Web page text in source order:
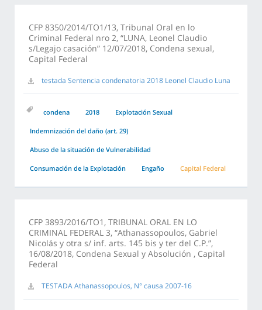
CFP 8350/2014/TO1/13, Tribunal Oral en lo
Criminal Federal nro 2, “LUNA, Leonel Claudio
s/Legajo casación” 12/07/2018, Condena sexual,
Capital Federal
testada Sentencia condenatoria 2018 Leonel Claudio Luna
condena 2018 Explotación Sexual
Indemnización del daño (art. 29)
Abuso de la situación de Vulnerabilidad
Consumación de la Explotación Engaño Capital Federal
CFP 3893/2016/TO1, TRIBUNAL ORAL EN LO
CRIMINAL FEDERAL 3, “Athanassopoulos, Gabriel
Nicolás y otra s/ inf. arts. 145 bis y ter del C.P.”,
16/08/2018, Condena Sexual y Absolución , Capital
Federal
TESTADA Athanassopoulos, N° causa 2007-16